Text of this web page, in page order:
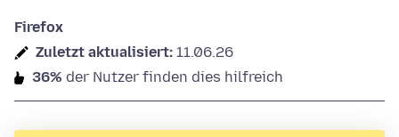
Firefox
Zuletzt aktualisiert: 11.06.26
36% der Nutzer finden dies hilfreich